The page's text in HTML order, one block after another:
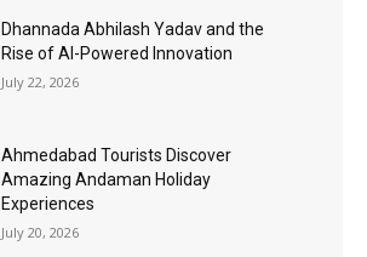
Dhannada Abhilash Yadav and the
Rise of AI-Powered Innovation
July 22, 2026
Ahmedabad Tourists Discover
Amazing Andaman Holiday
Experiences
July 20, 2026